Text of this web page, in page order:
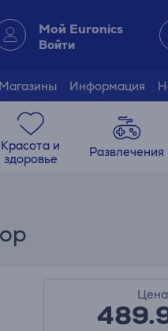
Мой Euronics
Войти
Магазины Информация
Красота и
здоровье
Развлечения